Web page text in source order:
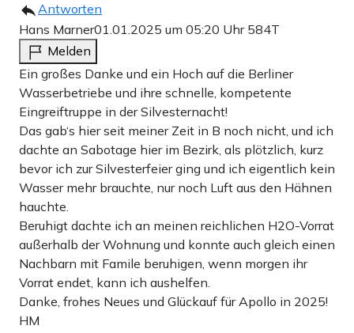
Antworten
Hans Marner01.01.2025 um 05:20 Uhr 584T
Melden
Ein großes Danke und ein Hoch auf die Berliner
Wasserbetriebe und ihre schnelle, kompetente
Eingreiftruppe in der Silvesternacht!
Das gab‘s hier seit meiner Zeit in B noch nicht, und ich
dachte an Sabotage hier im Bezirk, als plötzlich, kurz
bevor ich zur Silvesterfeier ging und ich eigentlich kein
Wasser mehr brauchte, nur noch Luft aus den Hähnen
hauchte.
Beruhigt dachte ich an meinen reichlichen H2O-Vorrat
außerhalb der Wohnung und konnte auch gleich einen
Nachbarn mit Famile beruhigen, wenn morgen ihr
Vorrat endet, kann ich aushelfen.
Danke, frohes Neues und Glückauf für Apollo in 2025!
HM